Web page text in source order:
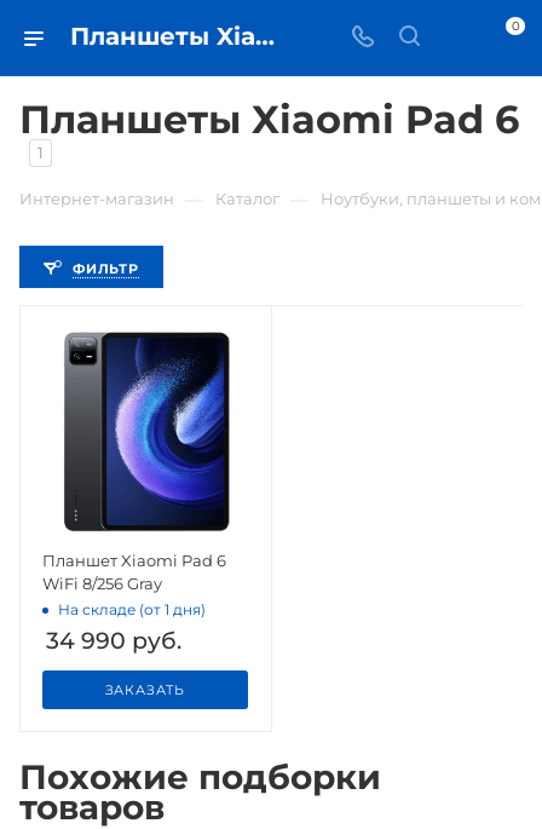
Планшеты Xiaomi Pad 6 - купить планшет в Самаре - iЧехол 0
Планшеты Xiaomi Pad 6
1
Интернет-магазин Каталог Ноутбуки, планшеты и
ФИЛЬТР
Планшет Xiaomi Pad 6
WiFi 8/256 Gray
На складе (от 1 дня)
34 990 руб.
ЗАКАЗАТЬ
Похожие подборки
товаров